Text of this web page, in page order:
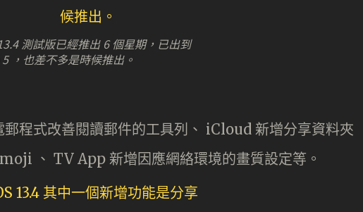
測試版已經推出 6 個星期，已出到
，也差不多是時候推出。
郵程式改善閱讀郵件的工具列、 iCloud 新增分享資料夾
、 TV App 新增因應網絡環境的畫質設定等。